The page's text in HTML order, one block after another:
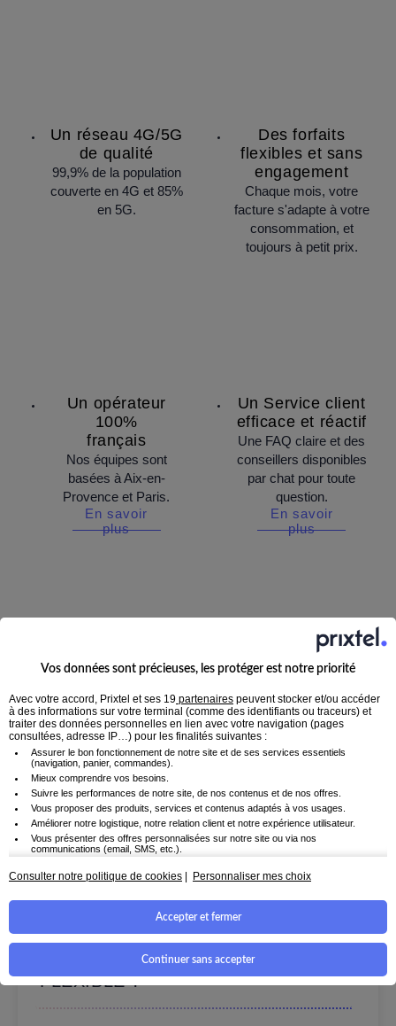
Un réseau 4G/5G
de qualité
99,9% de la population
couverte en 4G et 85%
en 5G.
Des forfaits
flexibles et sans
engagement
Chaque mois, votre
facture s'adapte à votre
consommation, et
toujours à petit prix.
Un opérateur
100%
français
Nos équipes sont
basées à Aix-en-
Provence et Paris.
En savoir
plus
Un Service client
efficace et réactif
Une FAQ claire et des
conseillers disponibles
par chat pour toute
question.
En savoir
plus
Les questions fréquentes
sur nos forfaits
POURQUOI CHOISIR UN
FORFAIT MOBILE SANS
QUELS SONT LES AVANTAGES
D'UN FORFAIT MOBILE
FLEXIBLE ?
Vos données sont précieuses, les protéger est notre priorité
Avec votre accord, Prixtel et ses 19 partenaires peuvent stocker et/ou accéder
à des informations sur votre terminal (comme des identifiants ou traceurs) et
traiter des données personnelles en lien avec votre navigation (pages
consultées, adresse IP…) pour les finalités suivantes :
Assurer le bon fonctionnement de notre site et de ses services essentiels
(navigation, panier, commandes).
Mieux comprendre vos besoins.
Suivre les performances de notre site, de nos contenus et de nos offres.
Vous proposer des produits, services et contenus adaptés à vos usages.
Améliorer notre logistique, notre relation client et notre expérience utilisateur.
Vous présenter des offres personnalisées sur notre site ou via nos
communications (email, SMS, etc.).
mieux personnaliser votre parcours.
(avec votre accord), pour mieux vous accompagner.
En cliquant sur « Accepter et fermer », vous consentez à l'utilisation de tous les
cookies pour optimiser votre visite en ligne et recevoir des contenus et
publicités personnalisés. Pour ajuster vos préférences, vous pouvez cliquer
sur « Personnaliser mes choix ». Si vous choisissez de refuser certains
cookies, certaines fonctionnalités pourraient être limitées. Vous pouvez
également refuser tous les cookies en cliquant sur "Continuer sans accepter".
Prixtel conserve votre choix pendant 6 mois. Vous pouvez modifier vos
Consulter notre politique de cookies Personnaliser mes choix
Continuer sans accepter
Accepter et fermer